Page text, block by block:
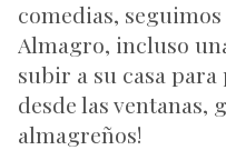
comedias,
Almagro, incluso
subir a su casa
desde las ventanas,
almagreños!